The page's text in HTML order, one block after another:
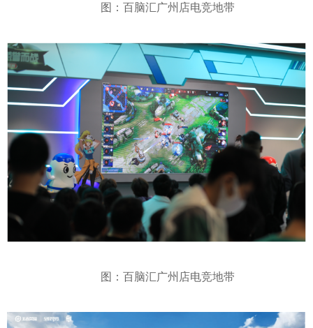
图：百脑汇广州店电竞地带
图：百脑汇广州店电竞地带